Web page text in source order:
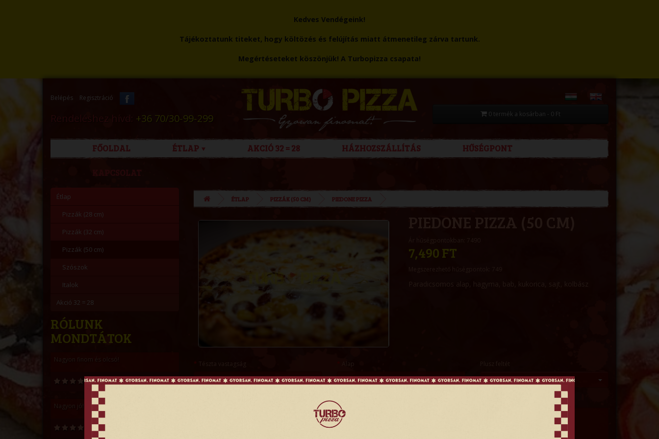
Kedves Vendégeink!
Tájékoztatunk titeket, hogy költözés és felújítás miatt átmenetileg zárva tartunk.
Megértéseteket köszönjük! A Turbopizza csapata!
Belépés Regisztráció
Rendeléshez hívd: +36 70/30-99-299 0 termék a kosárban - 0 Ft
FŐOLDAL ÉTLAP AKCIÓ 32 = 28 HÁZHOZSZÁLLÍTÁS HŰSÉGPONT
Étlap
Pizzák (28 cm)
Pizzák (32 cm)
Pizzák (50 cm)
Szószok
Italok
Akció 32 = 28
RÓLUNK
MONDTÁTOK
Nagyon finom és olcsó!
Fejes Dániel
Nagyon jó! :)
ÉTLAP PIZZÁK (50 CM) PIEDONE PIZZA
7,490 FT
--- Kérem válasszon ---